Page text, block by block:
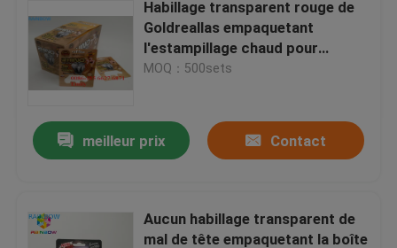
Les affaires
Demandez un devis
Empaquetage de sachets en matière plastique
Emballage de poche de bec
Habillage transparent rouge de
Goldreallas empaquetant
l'estampillage chaud pour
industriel pharmaceutique
MOQ：500sets
meilleur prix Contact
Aucun habillage transparent de
mal de tête empaquetant la boîte